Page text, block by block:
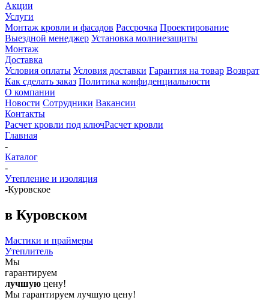
Акции
Услуги
Монтаж кровли и фасадов Рассрочка Проектирование
Выездной менеджер Установка молниезащиты
Монтаж
Доставка
Условия оплаты Условия доставки Гарантия на товар Возврат
Как сделать заказ Политика конфиденциальности
О компании
Новости Сотрудники Вакансии
Контакты
Расчет кровли под ключРасчет кровли
Главная
-
Каталог
-
Утепление и изоляция
-Куровское
в Куровском
Мастики и праймеры
Утеплитель
Мы
гарантируем
лучшую цену!
Мы гарантируем лучшую цену!